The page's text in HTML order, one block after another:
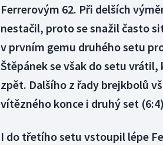
Ferrerovým 62. Při delších
nestačil, proto se snažil často
v prvním gemu druhého setu
Štěpánek se však do setu
zpět. Dalšího z řady brejkbolů
vítězného konce i druhý set
I do třetího setu vstoupil lépe